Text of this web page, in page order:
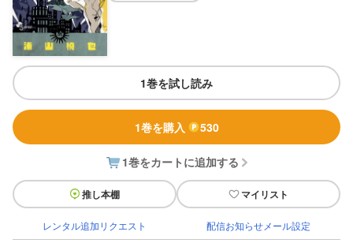
1巻を試し読み
1巻を購入 530
1巻をカートに追加する
推し本棚 マイリスト
レンタル追加リクエスト 配信お知らせメール設定